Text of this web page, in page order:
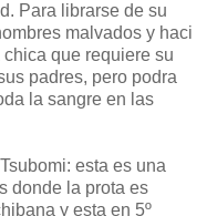
Para librarse de su
malvados y haci
que requiere su
padres, pero podra
la sangre en las
esta es una
donde la prota es
y esta en 5º